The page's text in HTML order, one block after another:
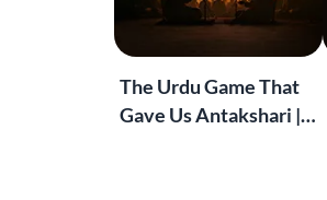
The Urdu Game That
Gave Us Antakshari |